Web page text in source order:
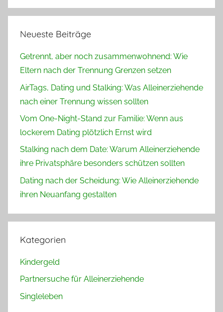
Neueste Beiträge
Getrennt, aber noch zusammenwohnend: Wie
Eltern nach der Trennung Grenzen setzen
AirTags, Dating und Stalking: Was Alleinerziehende
nach einer Trennung wissen sollten
Vom One-Night-Stand zur Familie: Wenn aus
lockerem Dating plötzlich Ernst wird
Stalking nach dem Date: Warum Alleinerziehende
ihre Privatsphäre besonders schützen sollten
Dating nach der Scheidung: Wie Alleinerziehende
ihren Neuanfang gestalten
Kategorien
Kindergeld
Partnersuche für Alleinerziehende
Singleleben